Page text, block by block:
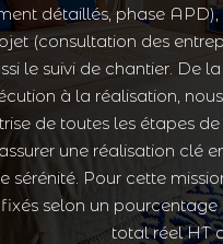
détaillés, phase
(consultation des
le suivi de chantier. De
à la réalisation,
de toutes les étapes
une réalisation clé
sérénité. Pour cette
selon un
total réel HT